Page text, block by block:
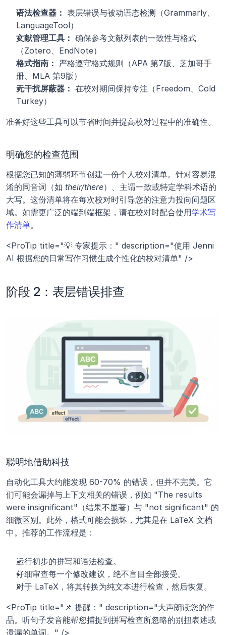
语法检查器： 表层错误与被动语态检测（Grammarly、
LanguageTool）
文献管理工具： 确保参考文献列表的一致性与格式
（Zotero、EndNote）
格式指南： 严格遵守格式规则（APA 第7版、芝加哥手
册、MLA 第9版）
无干扰屏蔽器： 在校对期间保持专注（Freedom、Cold
Turkey）
准备好这些工具可以节省时间并提高校对过程中的准确性。
明确您的检查范围
根据您已知的薄弱环节创建一份个人校对清单。针对容易混
淆的同音词（如 their/there）、主谓一致或特定学科术语的
大写。这份清单将在每次校对时引导您的注意力投向问题区
域。如需更广泛的端到端框架，请在校对时配合使用学术写
作清单。
<ProTip title="💡 专家提示：" description="使用 Jenni
AI 根据您的日常写作习惯生成个性化的校对清单" />
阶段 2：表层错误排查
聪明地借助科技
自动化工具大约能发现 60-70% 的错误，但并不完美。它
们可能会漏掉与上下文相关的错误，例如 "The results
were insignificant"（结果不显著）与 "not significant" 的
细微区别。此外，格式可能会损坏，尤其是在 LaTeX 文档
中。推荐的工作流程是：
运行初步的拼写和语法检查。
仔细审查每一个修改建议，绝不盲目全部接受。
对于 LaTeX，将其转换为纯文本进行检查，然后恢复。
<ProTip title="📌 提醒：" description="大声朗读您的作
品。听句子发音能帮您捕捉到拼写检查所忽略的别扭表述或
遗漏的单词。" />